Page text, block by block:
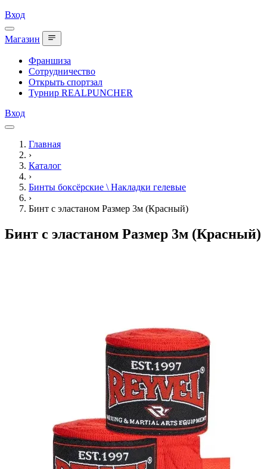
Вход
Магазин
Франшиза
Сотрудничество
Открыть спортзал
Турнир REALPUNCHER
Вход
Главная
›
Каталог
›
Бинты боксёрские \ Накладки гелевые
›
Бинт с эластаном Размер 3м (Красный)
Бинт с эластаном Размер 3м (Красный)